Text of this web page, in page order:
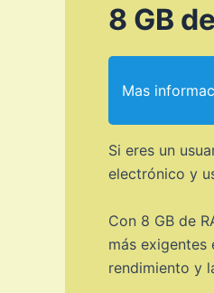
8 GB
Mas
Si eres un
electrónico y
Con 8 GB de
más exigentes
rendimiento y